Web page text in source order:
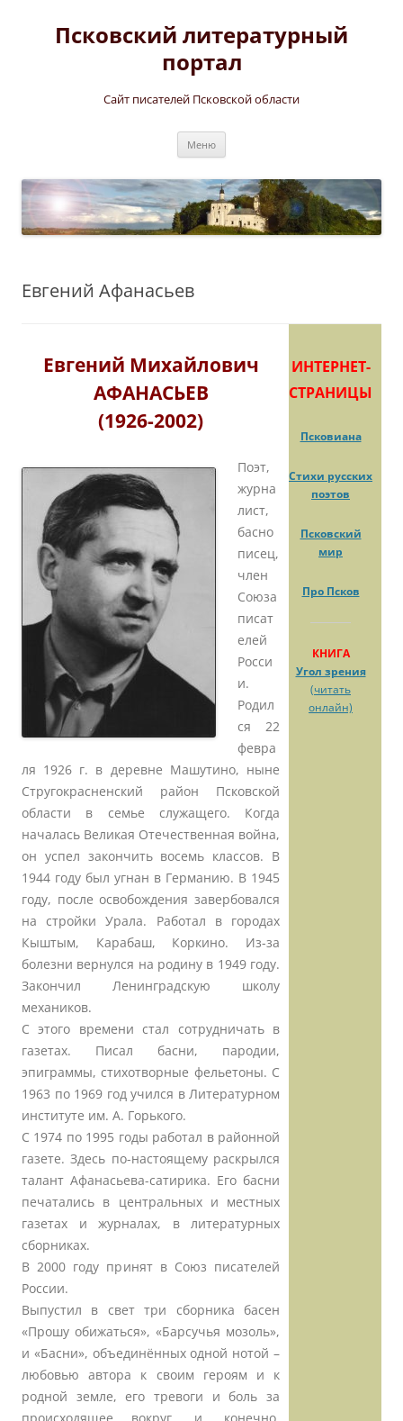
содержимому
Псковский литературный
портал
Сайт писателей Псковской области
Меню
Евгений Афанасьев
Евгений Михайлович
АФАНАСЬЕВ
(1926-2002)
Поэт,
журна
лист,
басно
писец,
член
Союза
писат
елей
Росси
и.
Родил
ся 22
февра
ля 1926 г. в деревне Машутино, ныне
Стругокрасненский район Псковской
области в семье служащего. Когда
началась Великая Отечественная война,
он успел закончить восемь классов. В
1944 году был угнан в Германию. В 1945
году, после освобождения завербовался
на стройки Урала. Работал в городах
Кыштым, Карабаш, Коркино. Из-за
болезни вернулся на родину в 1949 году.
Закончил Ленинградскую школу
механиков.
С этого времени стал сотрудничать в
газетах. Писал басни, пародии,
эпиграммы, стихотворные фельетоны. С
1963 по 1969 год учился в Литературном
институте им. А. Горького.
С 1974 по 1995 годы работал в районной
газете. Здесь по-настоящему раскрылся
талант Афанасьева-сатирика. Его басни
печатались в центральных и местных
газетах и журналах, в литературных
сборниках.
В 2000 году принят в Союз писателей
России.
Выпустил в свет три сборника басен
«Прошу обижаться», «Барсучья мозоль»,
и «Басни», объединённых одной нотой –
любовью автора к своим героям и к
родной земле, его тревоги и боль за
ИНТЕРНЕТ-
СТРАНИЦЫ
Псковиана
Стихи русских
поэтов
Псковский
мир
Про Псков
КНИГА
Угол зрения
(читать
онлайн)